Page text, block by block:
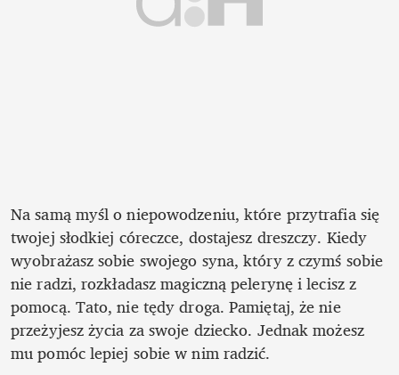
Na samą myśl o niepowodzeniu, które przytrafia się
twojej słodkiej córeczce, dostajesz dreszczy. Kiedy
wyobrażasz sobie swojego syna, który z czymś sobie
nie radzi, rozkładasz magiczną pelerynę i lecisz z
pomocą. Tato, nie tędy droga. Pamiętaj, że nie
przeżyjesz życia za swoje dziecko. Jednak możesz
mu pomóc lepiej sobie w nim radzić.